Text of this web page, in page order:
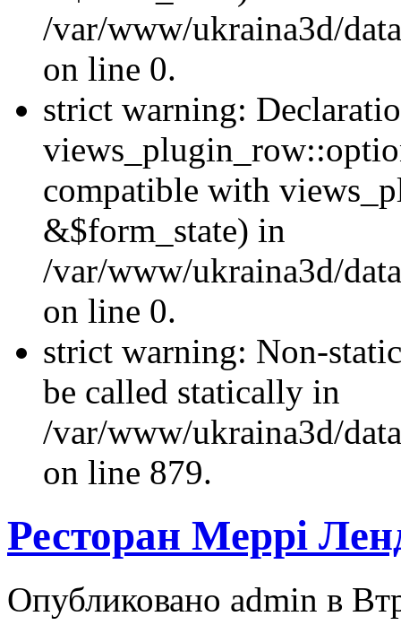
/var/www/ukraina3d/
on line 0.
strict warning:
compatible with
&$form_state) in
/var/www/ukraina3d/
on line 0.
strict warning: Non-
be called statically in
/var/www/ukraina3d/
on line 879.
Ресторан Meррі
Опубликовано admin в